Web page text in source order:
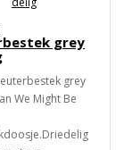
grey
grey
We Might Be